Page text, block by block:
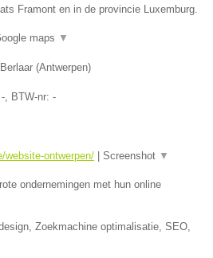
Framont en in de provincie Luxemburg.
maps ▼
Berlaar (Antwerpen)
-, BTW-nr: -
website-ontwerpen/ Screenshot ▼
ondernemingen met hun online
Zoekmachine optimalisatie, SEO,